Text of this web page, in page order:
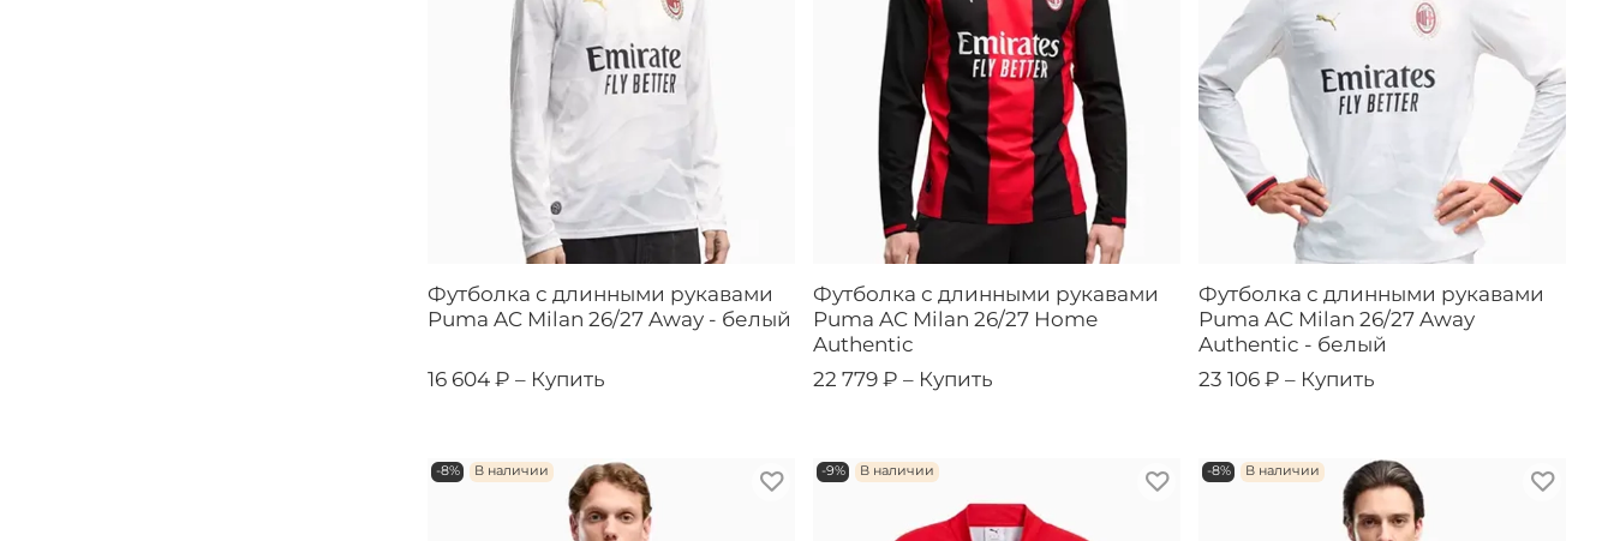
Футболка с длинными рукавами
Puma AC Milan 26/27 Away - белый
16 604 ₽ – Купить
Футболка с длинными рукавами
Puma AC Milan 26/27 Home
Authentic
22 779 ₽ – Купить
Футболка с длинными рукавами
Puma AC Milan 26/27 Away
Authentic - белый
23 106 ₽ – Купить
-8% В наличии -9% В наличии -8% В наличии